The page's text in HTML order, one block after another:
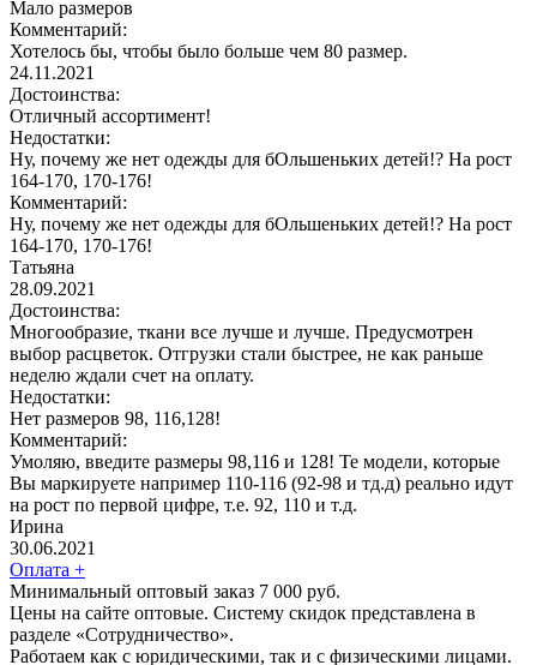
Мало размеров
Комментарий:
Хотелось бы, чтобы было больше чем 80 размер.
24.11.2021
Достоинства:
Отличный ассортимент!
Недостатки:
Ну, почему же нет одежды для бОльшеньких детей!? На рост
164-170, 170-176!
Комментарий:
Ну, почему же нет одежды для бОльшеньких детей!? На рост
164-170, 170-176!
Татьяна
28.09.2021
Достоинства:
Многообразие, ткани все лучше и лучше. Предусмотрен
выбор расцветок. Отгрузки стали быстрее, не как раньше
неделю ждали счет на оплату.
Недостатки:
Нет размеров 98, 116,128!
Комментарий:
Умоляю, введите размеры 98,116 и 128! Те модели, которые
Вы маркируете например 110-116 (92-98 и тд.д) реально идут
на рост по первой цифре, т.е. 92, 110 и т.д.
Ирина
30.06.2021
Оплата +
Минимальный оптовый заказ 7 000 руб.
Цены на сайте оптовые. Систему скидок представлена в
разделе «Сотрудничество».
Работаем как с юридическими, так и с физическими лицами.